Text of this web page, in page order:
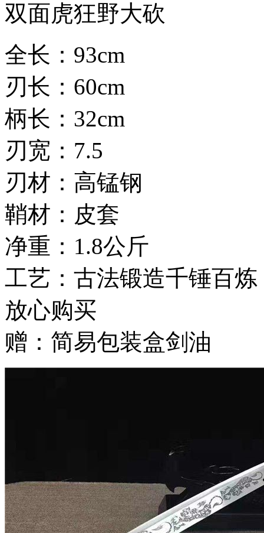
双面虎狂野大砍
全长：93cm
刃长：60cm
柄长：32cm
刃宽：7.5
刃材：高锰钢
鞘材：皮套
净重：1.8公斤
工艺：古法锻造千锤百
放心购买
赠：简易包装盒剑油